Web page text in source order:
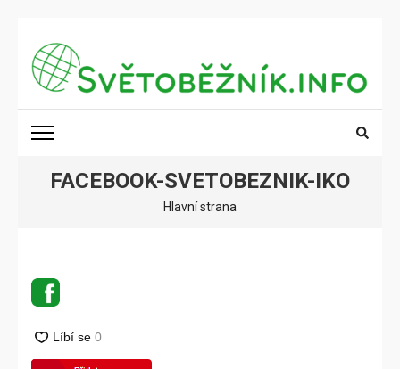
obsah
(stiskněte
Enter)
SVĚTOBĚŽNÍK.INFO
FACEBOOK-SVETOBEZNIK-IKO
Hlavní strana